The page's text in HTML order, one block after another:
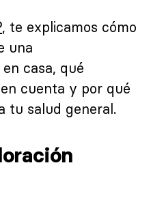
, te explicamos cómo
una
casa, qué
cuenta y por qué
tu salud general.